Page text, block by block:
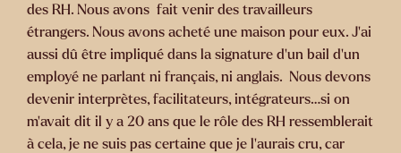
des RH. Nous avons fait venir des travailleurs
étrangers. Nous avons acheté une maison pour eux. J’ai
aussi dû être impliqué dans la signature d’un bail d’un
employé ne parlant ni français, ni anglais. Nous devons
devenir interprètes, facilitateurs, intégrateurs…si on
m’avait dit il y a 20 ans que le rôle des RH ressemblerait
à cela, je ne suis pas certaine que je l’aurais cru, car